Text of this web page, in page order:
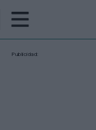
Publicidad: